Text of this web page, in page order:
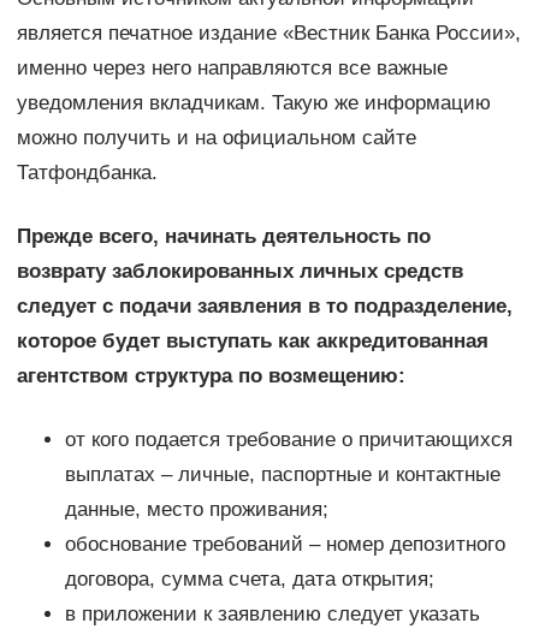
является печатное издание «Вестник Банка России»,
именно через него направляются все важные
уведомления вкладчикам. Такую же информацию
можно получить и на официальном сайте
Татфондбанка.
Прежде всего, начинать деятельность по
возврату заблокированных личных средств
следует с подачи заявления в то подразделение,
которое будет выступать как аккредитованная
агентством структура по возмещению:
от кого подается требование о причитающихся
выплатах – личные, паспортные и контактные
данные, место проживания;
обоснование требований – номер депозитного
договора, сумма счета, дата открытия;
в приложении к заявлению следует указать